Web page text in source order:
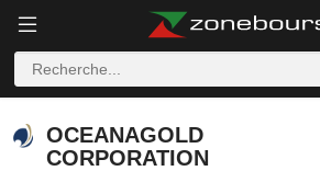
OCEANAGOLD
CORPORATION